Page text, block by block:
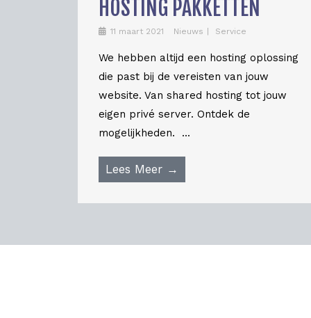
HOSTING PAKKETTEN
11 maart 2021 Nieuws Service
We hebben altijd een hosting oplossing
die past bij de vereisten van jouw
website. Van shared hosting tot jouw
eigen privé server. Ontdek de
mogelijkheden. ...
Lees Meer →